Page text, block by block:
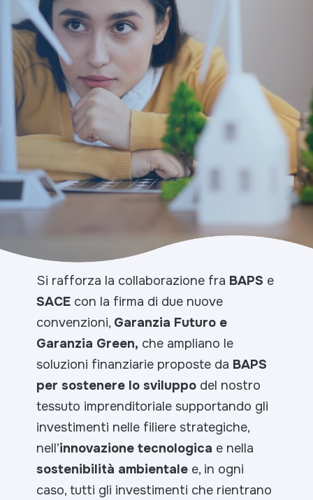
Si rafforza la collaborazione fra BAPS e
SACE con la firma di due nuove
convenzioni, Garanzia Futuro e
Garanzia Green, che ampliano le
soluzioni finanziarie proposte da BAPS
per sostenere lo sviluppo del nostro
tessuto imprenditoriale supportando gli
investimenti nelle filiere strategiche,
nell’innovazione tecnologica e nella
sostenibilità ambientale e, in ogni
caso, tutti gli investimenti che rientrano